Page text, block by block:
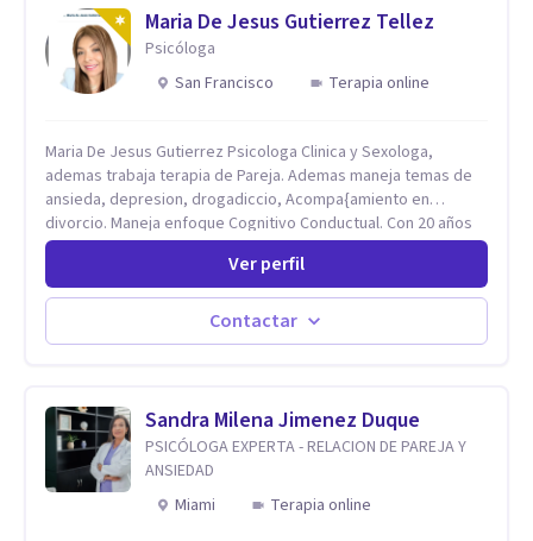
Maria De Jesus Gutierrez Tellez
Psicóloga
San Francisco
Terapia online
Maria De Jesus Gutierrez Psicologa Clinica y Sexologa,
ademas trabaja terapia de Pareja. Ademas maneja temas de
ansieda, depresion, drogadiccio, Acompa{amiento en
divorcio. Maneja enfoque Cognitivo Conductual. Con 20 años
de experiencia, constantemente capacitandose en las
diferntes areas de la Salud Mental.
Ver perfil
Contactar
Sandra Milena Jimenez Duque
PSICÓLOGA EXPERTA - RELACION DE PAREJA Y
ANSIEDAD
Miami
Terapia online